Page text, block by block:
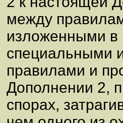
между
изложенными в
специальными
правилами и
Дополнении 2,
спорах,